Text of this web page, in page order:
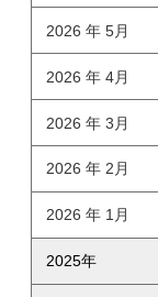
2026 年 5月
2026 年 4月
2026 年 3月
2026 年 2月
2026 年 1月
2025年